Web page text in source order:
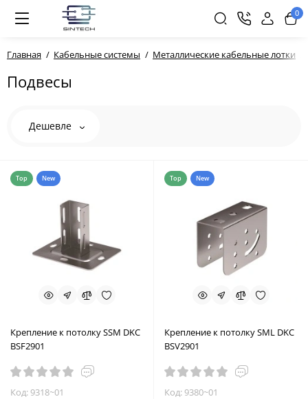
0
Главная Кабельные системы Металлические кабельные лотки
Подвесы
Дешевле
Top New
Крепление к потолку SSM DKC
BSF2901
Код: 9318~01
Top New
Крепление к потолку SML DKC
BSV2901
Код: 9380~01